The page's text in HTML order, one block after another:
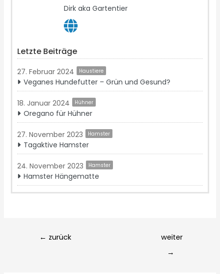
Dirk aka Gartentier
Letzte Beiträge
27. Februar 2024 Haustiere
Veganes Hundefutter – Grün und Gesund?
18. Januar 2024 Hühner
Oregano für Hühner
27. November 2023 Hamster
Tagaktive Hamster
24. November 2023 Hamster
Hamster Hängematte
← zurück
weiter
→